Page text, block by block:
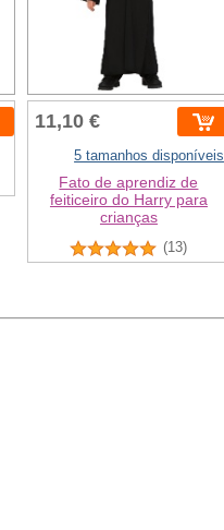
11,10 €
5 tamanhos disponíveis
Fato de aprendiz de
feiticeiro do Harry para
crianças
(13)